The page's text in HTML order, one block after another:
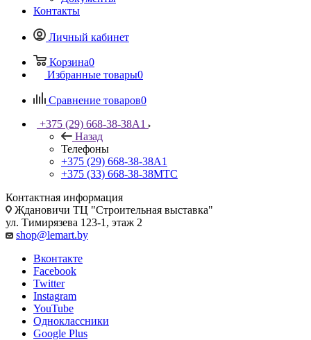
Контакты
Личный кабинет
Корзина0
Избранные товары0
Сравнение товаров0
+375 (29) 668-38-38A1
Назад
Телефоны
+375 (29) 668-38-38A1
+375 (33) 668-38-38МТС
Контактная информация
Ждановичи ТЦ "Строительная выставка"
ул. Тимирязева 123-1, этаж 2
shop@lemart.by
Вконтакте
Facebook
Twitter
Instagram
YouTube
Одноклассники
Google Plus